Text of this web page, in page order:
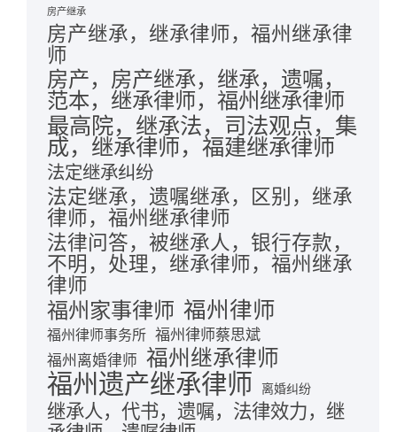
房产继承
房产继承，继承律师，福州继承律
师
房产，房产继承，继承，遗嘱，
范本，继承律师，福州继承律师
最高院，继承法，司法观点，集
成，继承律师，福建继承律师
法定继承纠纷
法定继承，遗嘱继承，区别，继承
律师，福州继承律师
法律问答，被继承人，银行存款，
不明，处理，继承律师，福州继承
律师
福州家事律师 福州律师
福州律师事务所 福州律师蔡思斌
福州离婚律师 福州继承律师
福州遗产继承律师 离婚纠纷
继承人，代书，遗嘱，法律效力，继